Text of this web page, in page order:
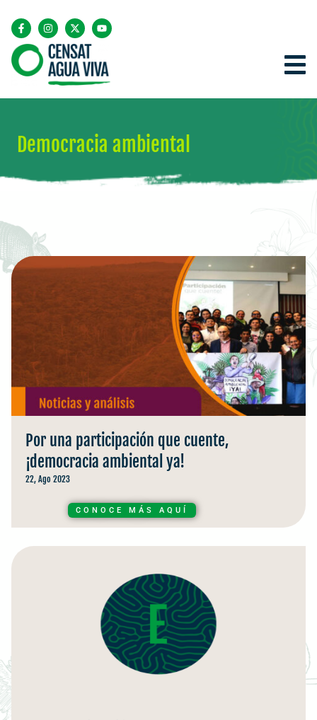
Democracia ambiental
Por una participación que cuente,
¡democracia ambiental ya!
22, Ago 2023
CONOCE MÁS AQUÍ